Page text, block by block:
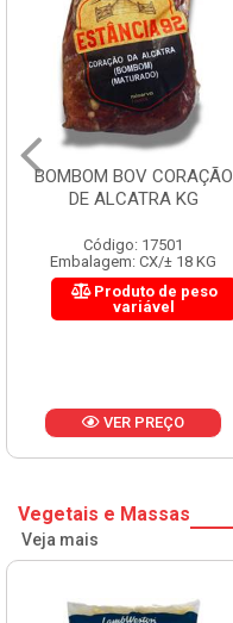
BOMBOM BOV CORAÇÃO
DE ALCATRA KG
Código: 17501
Embalagem: CX/± 18 KG
Produto de peso
variável
VER PREÇO
Vegetais e Massas
Veja mais